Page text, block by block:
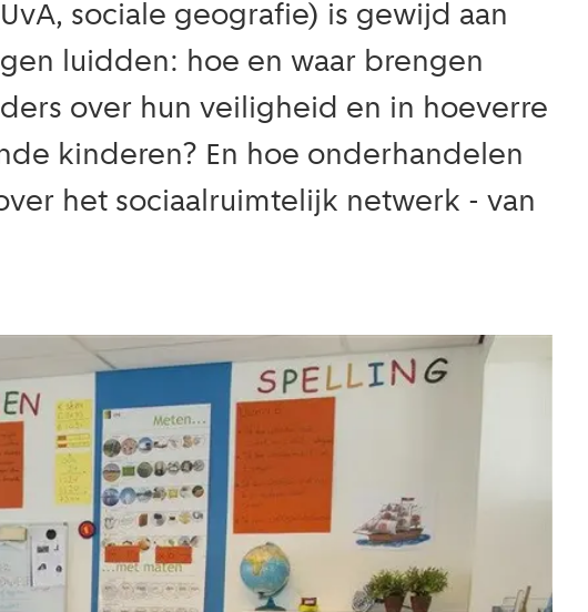
sociale geografie) is gewijd aan
luidden: hoe en waar brengen
over hun veiligheid en in hoeverre
kinderen? En hoe onderhandelen
het sociaalruimtelijk netwerk - van